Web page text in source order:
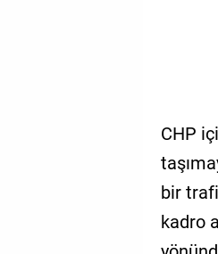
CHP
bir
kadro